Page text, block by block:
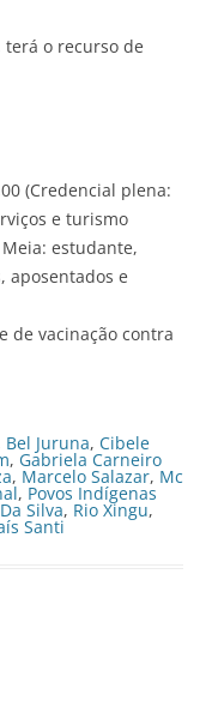
o recurso de
(Credencial plena:
e turismo
estudante,
aposentados e
de vacinação contra
Bel Juruna, Cibele
, Gabriela Carneiro
, Marcelo Salazar, Mc
, Povos Indígenas
Silva, Rio Xingu,
Santi